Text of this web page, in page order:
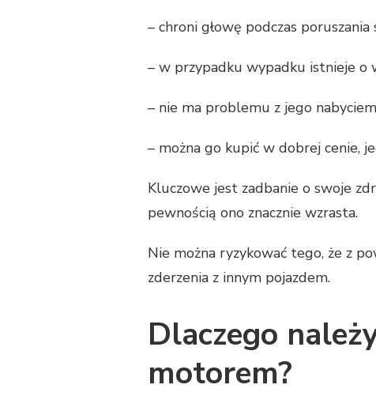
– chroni głowę podczas
– w przypadku wypadku istnieje o
– nie ma problemu z jego
– można go kupić w dobrej cenie,
Kluczowe jest zadbanie o swoje
pewnością ono znacznie wzrasta.
Nie można ryzykować tego, że z
zderzenia z innym pojazdem.
Dlaczego
motorem?